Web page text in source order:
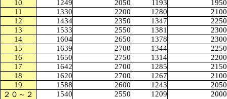
10
1249 2050 1193
1950
11
1330 2200 1280
2100
12
1434 2350 1347
2250
13
1533 2550 1381
2300
14
1604 2650 1378
2300
15
1639 2700 1344
2250
16
1650 2750 1314
2200
17
1642 2700 1285
2150
18
1620 2700 1267
2100
19
1588 2600 1243
2050
２０～２
1540 2550 1209 2000